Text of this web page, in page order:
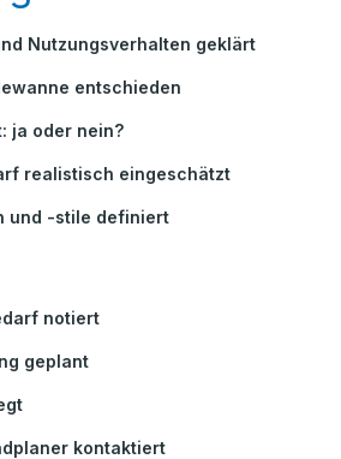
Nutzungsverhalten geklärt
entschieden
ja oder nein?
realistisch eingeschätzt
und -stile definiert
notiert
geplant
kontaktiert